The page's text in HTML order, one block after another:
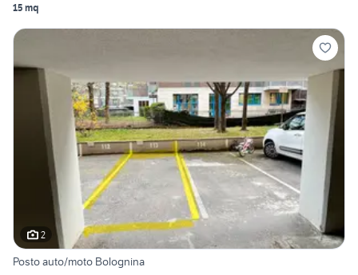
15 mq
2
Posto auto/moto Bolognina